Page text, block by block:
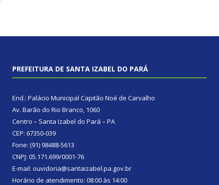
PREFEITURA DE SANTA IZABEL DO PARÁ
End.: Palácio Municipal Capitão Noé de Carvalho
Av. Barão do Rio Branco, 1060
Centro – Santa Izabel do Pará – PA
CEP: 67350-039
Fone: (91) 98488-5613
CNPJ: 05.171.699/0001-76
E-mail: ouvidoria@santaizabel.pa.gov.br
Horário de atendimento: 08:00 às 14:00